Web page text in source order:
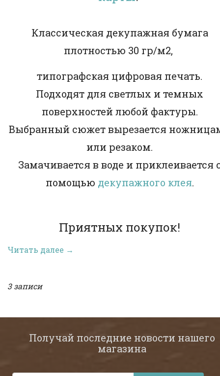
Классическая декупажная бумага
плотностью 30 гр/м2,
типографская цифровая печать.
Подходят для светлых и темных
поверхностей любой фактуры.
Выбранный сюжет вырезается
или резаком.
Замачивается в воде и приклеивается
помощью декупажного клея.
Приятных покупок!
Читать далее →
3 записи
Получай последние новости нашего
магазина